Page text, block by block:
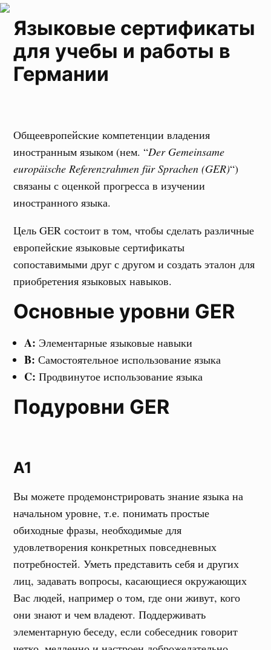
Языковые сертификаты
для учебы и работы в
Германии
Общеевропейские компетенции владения
иностранным языком (нем. “Der Gemeinsame
europäische Referenzrahmen für Sprachen (GER)“)
связаны с оценкой прогресса в изучении
иностранного языка.
Цель GER состоит в том, чтобы сделать различные
европейские языковые сертификаты
сопоставимыми друг с другом и создать эталон для
приобретения языковых навыков.
Основные уровни GER
A: Элементарные языковые навыки
B: Самостоятельное использование языка
C: Продвинутое использование языка
Подуровни GER
A1
Вы можете продемонстрировать знание языка на
начальном уровне, т.е. понимать простые
обиходные фразы, необходимые для
удовлетворения конкретных повседневных
потребностей. Уметь представить себя и других
лиц, задавать вопросы, касающиеся окружающих
Вас людей, например о том, где они живут, кого
они знают и чем владеют. Поддерживать
элементарную беседу, если собеседник говорит